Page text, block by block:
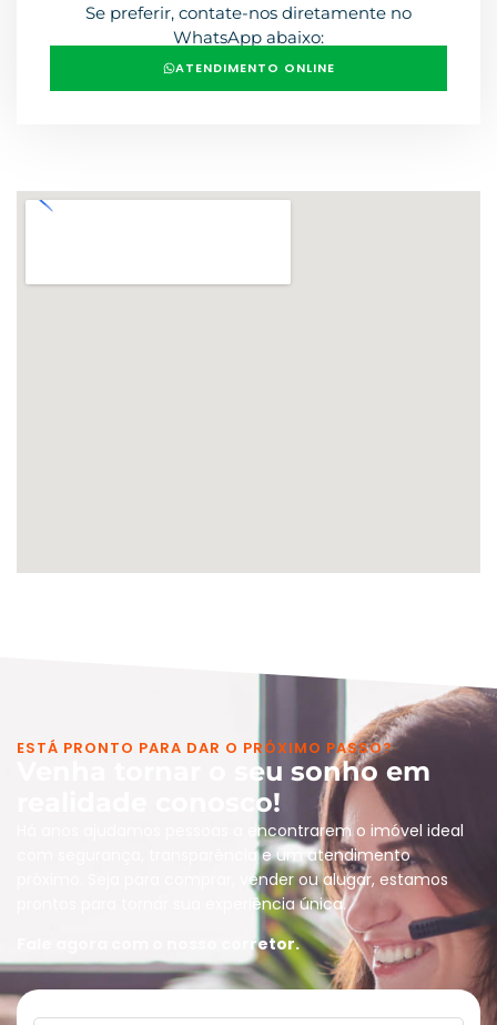
Se preferir, contate-nos diretamente no
WhatsApp abaixo:
ATENDIMENTO ONLINE
ESTÁ PRONTO PARA DAR O PRÓXIMO PASSO?
Venha tornar o seu sonho em
realidade conosco!
Há anos ajudamos pessoas a encontrarem o imóvel ideal
com segurança, transparência e um atendimento
próximo. Seja para comprar, vender ou alugar, estamos
prontos para tornar sua experiência única.
Fale agora com o nosso corretor.